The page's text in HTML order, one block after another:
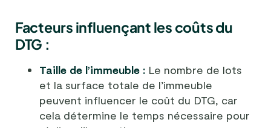
Facteurs influençant les coûts du
DTG :
Taille de l’immeuble : Le nombre de lots
et la surface totale de l’immeuble
peuvent influencer le coût du DTG, car
cela détermine le temps nécessaire pour